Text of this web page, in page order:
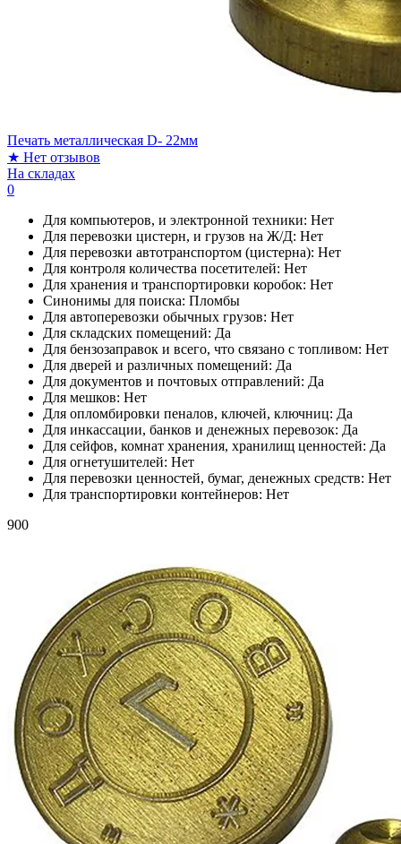
Печать металлическая D- 22мм
★ Нет отзывов
На складах
0
Для компьютеров, и электронной техники: Нет
Для перевозки цистерн, и грузов на Ж/Д: Нет
Для перевозки автотранспортом (цистерна): Нет
Для контроля количества посетителей: Нет
Для хранения и транспортировки коробок: Нет
Синонимы для поиска: Пломбы
Для автоперевозки обычных грузов: Нет
Для складских помещений: Да
Для бензозаправок и всего, что связано с топливом: Нет
Для дверей и различных помещений: Да
Для документов и почтовых отправлений: Да
Для мешков: Нет
Для опломбировки пеналов, ключей, ключниц: Да
Для инкассации, банков и денежных перевозок: Да
Для сейфов, комнат хранения, хранилищ ценностей: Да
Для огнетушителей: Нет
Для перевозки ценностей, бумаг, денежных средств: Нет
Для транспортировки контейнеров: Нет
900